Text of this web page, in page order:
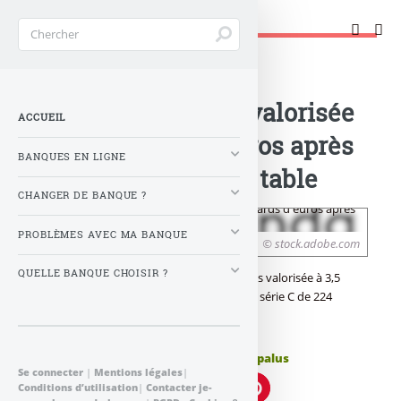
Changer de banque !
Cryptos : Bitpanda valorisée
à 3,5 milliards d’euros après
un nouveau tour de table
© stock.adobe.com
La licorne autrichienne Bitpanda désormais valorisée à 3,5
milliards d’euros après un tour de table de série C de 224
Denis Lapalus
ACCUEIL
BANQUES EN LIGNE
CHANGER DE BANQUE ?
PROBLÈMES AVEC MA BANQUE
QUELLE BANQUE CHOISIR ?
Se connecter | Mentions légales|
Conditions d’utilisation| Contacter je-